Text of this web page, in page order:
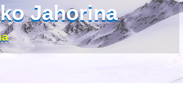
Jahorina